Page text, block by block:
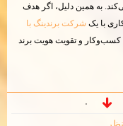
به همین دلیل، اگر هدف
با یکشرکت برندینگ با
و تقویت هویت برند